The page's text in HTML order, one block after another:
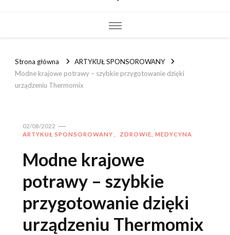
Strona główna
ARTYKUŁ SPONSOROWANY
Modne krajowe potrawy – szybkie przygotowanie dzięki
urządzeniu Thermomix
02/08/2022
ARTYKUŁ SPONSOROWANY
ZDROWIE, MEDYCYNA
Modne krajowe
potrawy – szybkie
przygotowanie dzięki
urządzeniu Thermomix